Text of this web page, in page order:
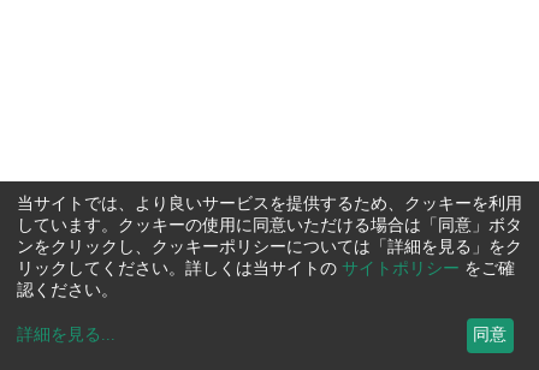
当サイトでは、より良いサービスを提供するため、クッキーを利用
しています。クッキーの使用に同意いただける場合は「同意」ボタ
ンをクリックし、クッキーポリシーについては「詳細を見る」をク
リックしてください。詳しくは当サイトの サイトポリシー をご確
認ください。
詳細を見る ... 同意